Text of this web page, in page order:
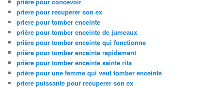
priere pour recuperer son ex
priere pour tomber enceinte
prière pour tomber enceinte de jumeaux
prière pour tomber enceinte qui fonctionne
prière pour tomber enceinte rapidement
prière pour tomber enceinte sainte rita
prière pour une femme qui veut tomber enceinte
priere puissante pour recuperer son ex